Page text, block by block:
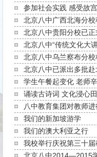
参加社会实践 感受故
北京八中广西北海分
北京八中贵阳分校已
北京八中“传统文化大
北京八中乌兰察布分
北京八中已派出多批
学生午餐起变化 老师
诵读古诗词 文化浸心田
八中教育集团对教师进
我们的新加坡游学
我们的澳大利亚之行
我校举行庆祝第三十